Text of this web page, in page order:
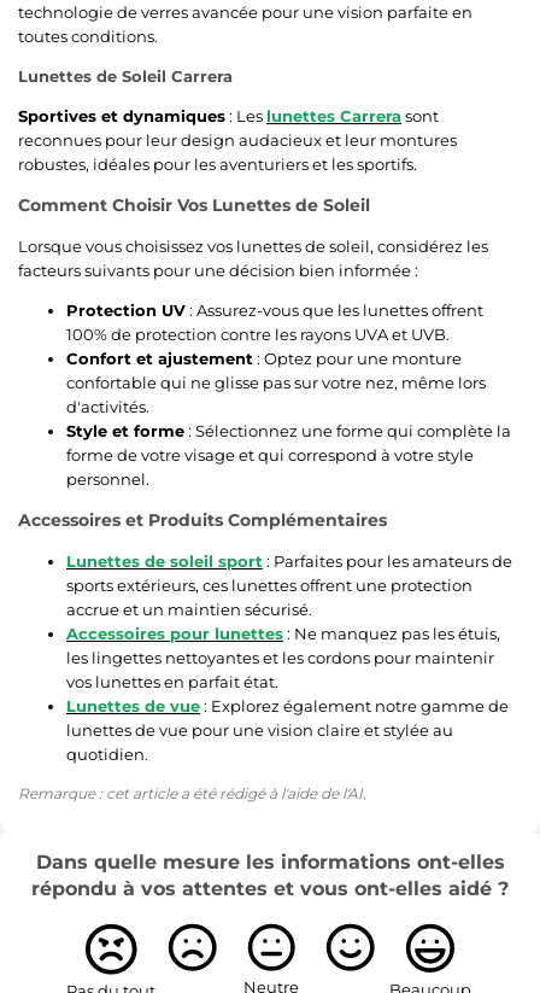
technologie de verres avancée pour une vision parfaite en
toutes conditions.
Lunettes de Soleil Carrera
Sportives et dynamiques: Les lunettes Carrerasont
reconnues pour leur design audacieux et leur montures
robustes, idéales pour les aventuriers et les sportifs.
Comment Choisir Vos Lunettes de Soleil
Lorsque vous choisissez vos lunettes de soleil, considérez les
facteurs suivants pour une décision bien informée :
Protection UV: Assurez-vous que les lunettes offrent
100% de protection contre les rayons UVA et UVB.
Confort et ajustement : Optez pour une monture
confortable qui ne glisse pas sur votre nez, même lors
d'activités.
Style et forme: Sélectionnez une forme qui complète la
forme de votre visage et qui correspond à votre style
personnel.
Accessoires et Produits Complémentaires
Lunettes de soleil sport : Parfaites pour les amateurs de
sports extérieurs, ces lunettes offrent une protection
accrue et un maintien sécurisé.
Accessoires pour lunettes: Ne manquez pas les étuis,
les lingettes nettoyantes et les cordons pour maintenir
vos lunettes en parfait état.
Lunettes de vue: Explorez également notre gamme de
lunettes de vue pour une vision claire et stylée au
quotidien.
Remarque : cet article a été rédigé à l'aide de l'AI.
Dans quelle mesure les informations ont-elles
répondu à vos attentes et vous ont-elles aidé ?
Neutre